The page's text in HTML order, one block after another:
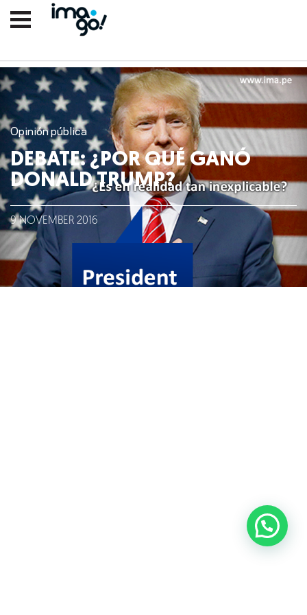
Nosotros
Clientes
Lo que hacemos
Opinión pública
DEBATE: ¿POR QUÉ GANÓ
DONALD TRUMP?
9 NOVEMBER 2016